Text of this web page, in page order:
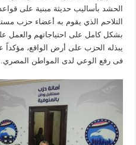
الحشد بأساليب حديثة مبنية على
التلاحم الذي يقوم به أعضاء حزب
بشكل كامل على احتياجاتهم والعمل على
يبذله الحزب على أرض الواقع، مؤكداً
فى رفع الوعي لدى المواطن المصري.